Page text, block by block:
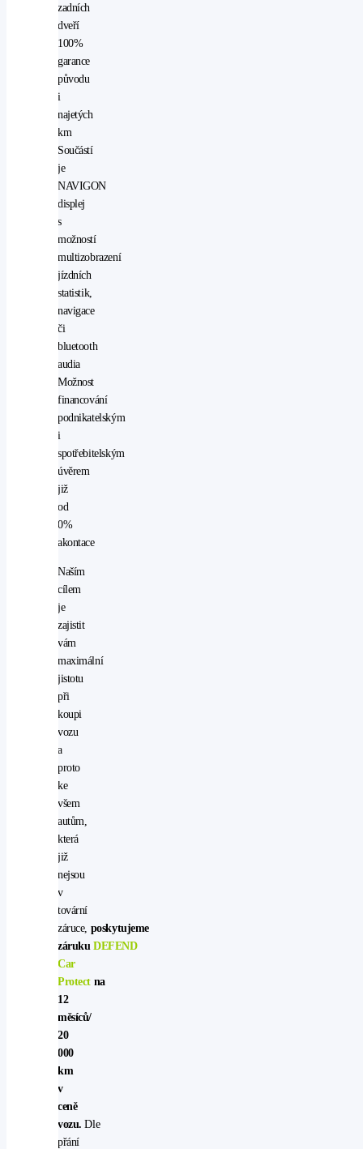
zadních
dveří
100%
garance
původu
i
najetých
km
Součástí
je
NAVIGON
displej
s
možností
multizobrazení
jízdních
statistik,
navigace
či
bluetooth
audia
Možnost
financování
podnikatelským
i
spotřebitelským
úvěrem
již
od
0%
akontace
Naším
cílem
je
zajistit
vám
maximální
jistotu
při
koupi
vozu
a
proto
ke
všem
autům,
která
již
nejsou
v
tovární
záruce, poskytujeme
zárukuDEFEND
Car
Protect na
12
měsíců/
20
000
km
v
ceně
vozu. Dle
přání